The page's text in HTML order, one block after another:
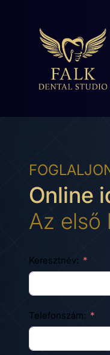
Online
Az első
Keresztnév:
Telefonszám: